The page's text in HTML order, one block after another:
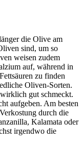
die Olive am
sind, um so
weisen zudem
auf, während in
zu finden
Oliven-Sorten.
gut schmeckt.
aufgeben. Am besten
durch die
Kalamata oder
irgendwo die